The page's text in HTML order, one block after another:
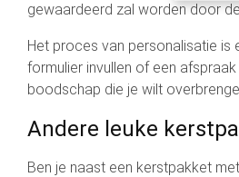
gewaardeerd zal worden door
Het proces van personalisatie is
formulier invullen of een
boodschap die je wilt
Andere leuke
Ben je naast een kerstpakket